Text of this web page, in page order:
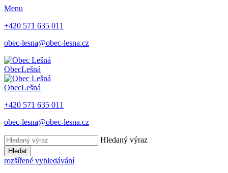
Menu
+420 571 635 011
obec-lesna@obec-lesna.cz
ObecLešná
ObecLešná
+420 571 635 011
obec-lesna@obec-lesna.cz
Hledaný výraz
Hledat
rozšířené vyhledávání